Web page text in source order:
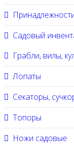
Садовый
Грабли, вилы,
Лопаты
Секаторы,
Топоры
Ножи садовые